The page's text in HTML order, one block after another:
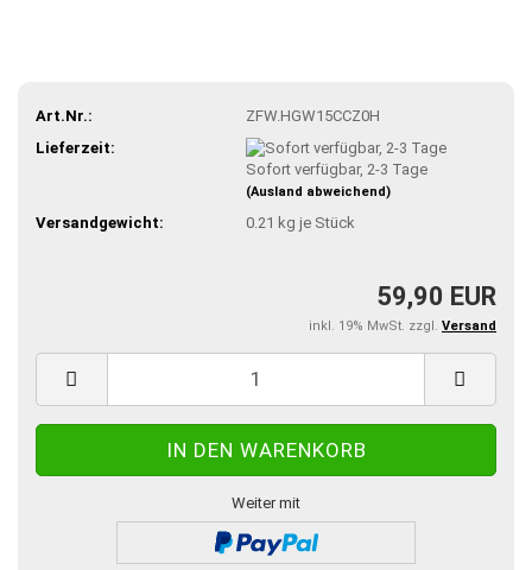
Art.Nr.:
ZFW.HGW15CCZ0H
Lieferzeit:
Sofort verfügbar, 2-3 Tage
(Ausland abweichend)
Versandgewicht: 0.21 kg je Stück
59,90 EUR
inkl. 19% MwSt. zzgl. Versand
Weiter mit